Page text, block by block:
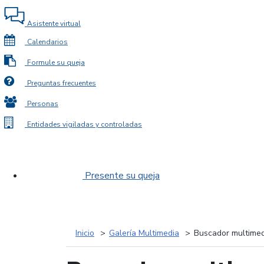
Asistente virtual
Calendarios
Formule su queja
Preguntas frecuentes
Personas
Entidades vigiladas y controladas
Presente su queja
Inicio Galería Multimedia Buscador